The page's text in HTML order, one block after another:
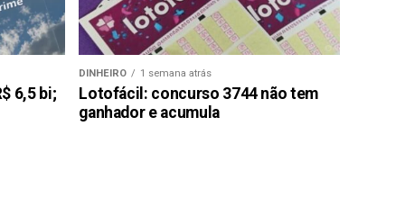
6,5 bi;
DINHEIRO 1 semana atrás
Lotofácil: concurso 3744 não tem
ganhador e acumula